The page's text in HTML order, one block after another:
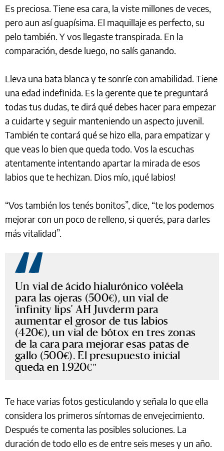
Es preciosa. Tiene esa cara, la viste millones de veces,
pero aun así guapísima. El maquillaje es perfecto, su
pelo también. Y vos llegaste transpirada. En la
comparación, desde luego, no salís ganando.
Lleva una bata blanca y te sonríe con amabilidad. Tiene
una edad indefinida. Es la gerente que te preguntará
todas tus dudas, te dirá qué debes hacer para empezar
a cuidarte y seguir manteniendo un aspecto juvenil.
También te contará qué se hizo ella, para empatizar y
que veas lo bien que queda todo. Vos la escuchas
atentamente intentando apartar la mirada de esos
labios que te hechizan. Dios mío, ¡qué labios!
“Vos también los tenés bonitos”, dice, “te los podemos
mejorar con un poco de relleno, si querés, para darles
más vitalidad”.
Un vial de ácido hialurónico voléela
para las ojeras (500€), un vial de
'infinity lips' AH Juvderm para
aumentar el grosor de tus labios
(420€), un vial de bótox en tres zonas
de la cara para mejorar esas patas de
gallo (500€). El presupuesto inicial
queda en 1.920€
Te hace varias fotos gesticulando y señala lo que ella
considera los primeros síntomas de envejecimiento.
Después te comenta las posibles soluciones. La
duración de todo ello es de entre seis meses y un año.